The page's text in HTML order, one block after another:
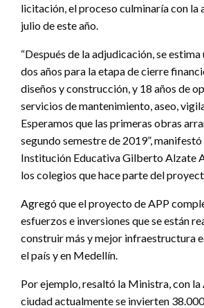
licitación, el proceso culminaría con la
julio de este año.
“Después de la adjudicación, se
dos años para la etapa de cierre
diseños y construcción, y 18 años de
servicios de mantenimiento, aseo,
Esperamos que las primeras obras
segundo semestre de 2019”,
Institución Educativa Gilberto Alzate
los colegios que hace parte del
Agregó que el proyecto de APP
esfuerzos e inversiones que se están
construir más y mejor infraestructura
el país y en Medellín.
Por ejemplo, resaltó la Ministra, con la
ciudad actualmente se invierten